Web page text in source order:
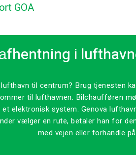
GOA
i
til centrum? Brug tjenesten
til lufthavnen. Bilchaufføren
elektronisk system. Genova
vælger en rute, betaler han for
med vejen eller forhandle